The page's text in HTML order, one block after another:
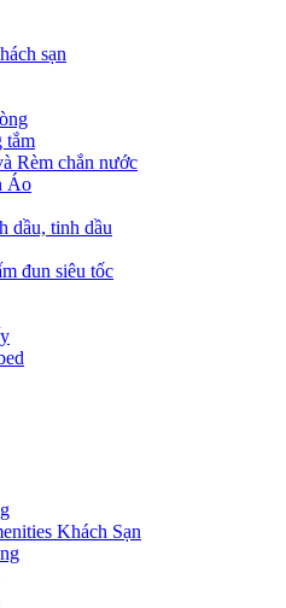
sạn
tắm
Rèm chắn nước
Áo
dầu, tinh dầu
đun siêu tốc
Khách Sạn